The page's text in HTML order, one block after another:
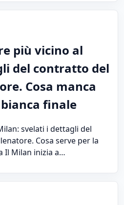
più vicino al
del contratto del
Cosa manca
finale
svelati i dettagli del
Cosa serve per la
Il Milan inizia a…